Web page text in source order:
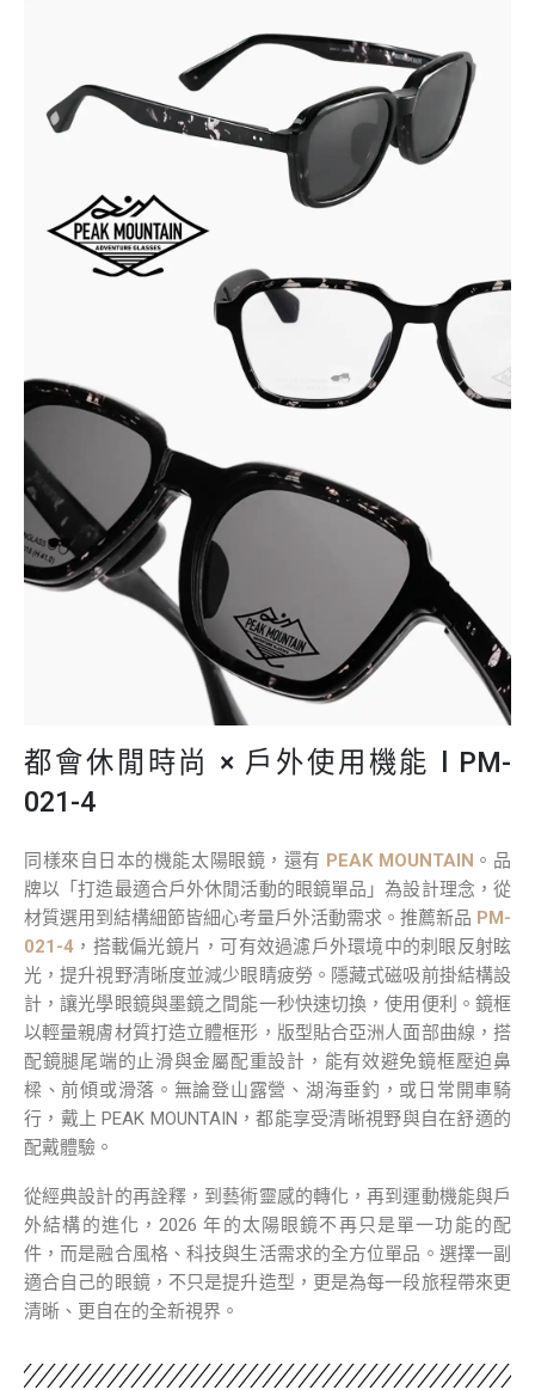
都會休閒時尚 × 戶外使用機能 l PM-
021-4
同樣來自日本的機能太陽眼鏡，還有 PEAK MOUNTAIN 。品
牌以「打造最適合戶外休閒活動的眼鏡單品」為設計理念，從
材質選用到結構細節皆細心考量戶外活動需求。推薦新品 PM-
021-4 ，搭載偏光鏡片，可有效過濾戶外環境中的刺眼反射眩
光，提升視野清晰度並減少眼睛疲勞。隱藏式磁吸前掛結構設
計，讓光學眼鏡與墨鏡之間能一秒快速切換，使用便利。鏡框
以輕量親膚材質打造立體框形，版型貼合亞洲人面部曲線，搭
配鏡腿尾端的止滑與金屬配重設計，能有效避免鏡框壓迫鼻
樑、前傾或滑落。無論登山露營、湖海垂釣，或日常開車騎
行，戴上 PEAK MOUNTAIN，都能享受清晰視野與自在舒適的
配戴體驗。
從經典設計的再詮釋，到藝術靈感的轉化，再到運動機能與戶
外結構的進化，2026 年的太陽眼鏡不再只是單一功能的配
件，而是融合風格、科技與生活需求的全方位單品。選擇一副
適合自己的眼鏡，不只是提升造型，更是為每一段旅程帶來更
清晰、更自在的全新視界。